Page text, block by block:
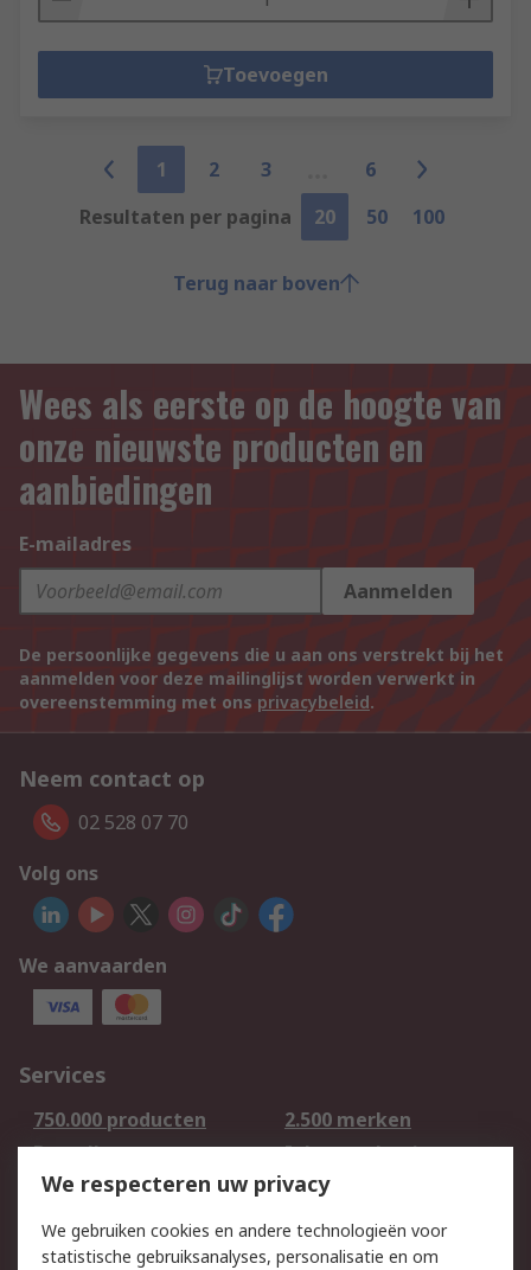
Toevoegen
1 2 3
6
Resultaten per pagina
20 50 100
Terug naar boven
Wees als eerste op de hoogte van
onze nieuwste producten en
aanbiedingen
E-mailadres
Aanmelden
De persoonlijke gegevens die u aan ons verstrekt bij het
aanmelden voor deze mailinglijst worden verwerkt in
overeenstemming met ons privacybeleid.
Neem contact op
02 528 07 70
Volg ons
We aanvaarden
Services
750.000 producten
2.500 merken
Bestellen
Inkoopoplossingen
Retouren
Technisch advies
Track & Trace
We respecteren uw privacy
We gebruiken cookies en andere technologieën voor
statistische gebruiksanalyses, personalisatie en om